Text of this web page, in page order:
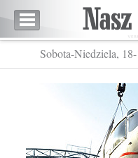
Sobota-Niedziela,